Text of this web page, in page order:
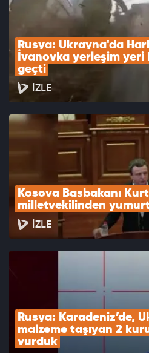
Rusya: Ukrayna'da
İvanovka yerleşim yeri
geçti
İZLE
Kosova Başbakanı
milletvekilinden
İZLE
Rusya: Karadeniz’de,
malzeme taşıyan 2
vurduk